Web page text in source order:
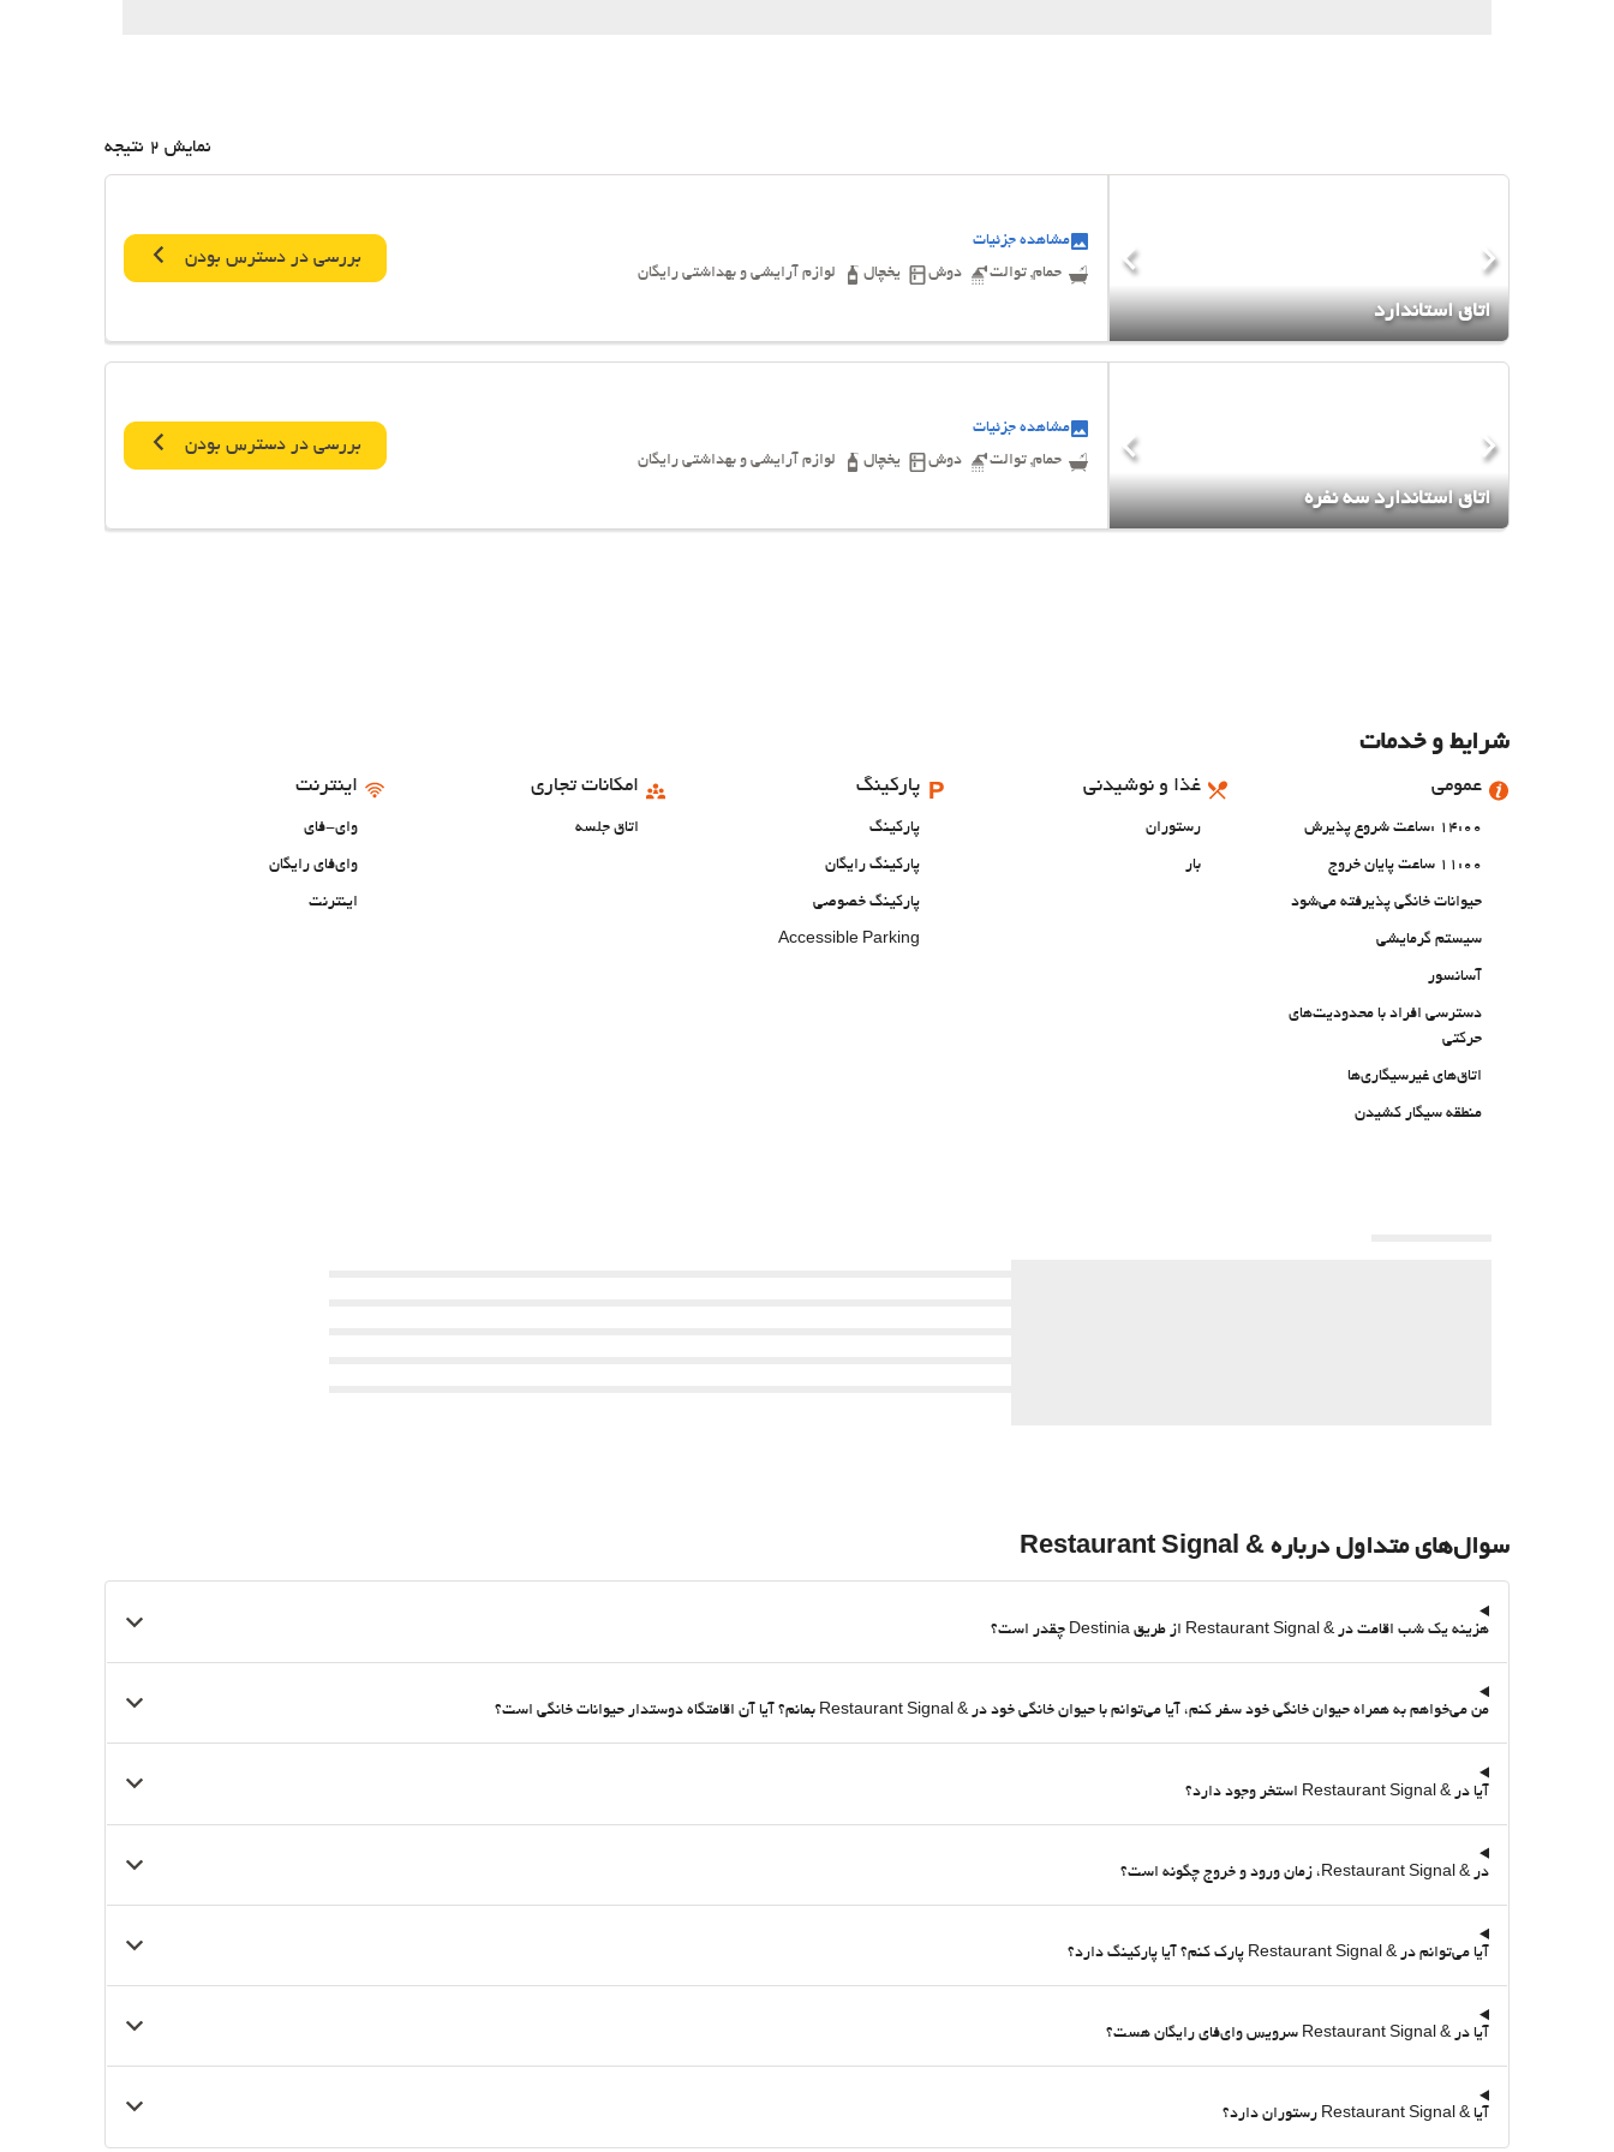
نمایش 2 نتیجه
اتاق استاندارد
مشاهده جزئیات
حمام, توالت
دوش یخچال لوازم آرایشی و بهداشتی رایگان
بررسی در دسترس بودن
اتاق استاندارد سه نفره
مشاهده جزئیات
حمام, توالت
دوش یخچال لوازم آرایشی و بهداشتی رایگان
بررسی در دسترس بودن
شرایط و خدمات
عمومی
14:00 :ساعت شروع پذیرش
11:00 ساعت پایان خروج
حیوانات خانگی پذیرفته می‌شود
سیستم گرمایشی
آسانسور
دسترسی افراد با محدودیت‌های
حرکتی
اتاق‌های غیرسیگاری‌ها
منطقه سیگار کشیدن
غذا و نوشیدنی
رستوران
بار
پارکینگ
پارکینگ
پارکینگ رایگان
پارکینگ خصوصی
Accessible Parking
امکانات تجاری
اتاق جلسه
اینترنت
وای-فای
وای‌فای رایگان
اینترنت
سوال‌های متداول درباره & Restaurant Signal
هزینه یک شب اقامت در & Restaurant Signal از طریق Destinia چقدر است؟
من می‌خواهم به همراه حیوان خانگی خود سفر کنم، آیا می‌توانم با حیوان خانگی خود در & Restaurant Signal بمانم؟ آیا آن اقامتگاه دوستدار حیوانات خانگی است؟
آیا در & Restaurant Signal استخر وجود دارد؟
در & Restaurant Signal، زمان ورود و خروج چگونه است؟
آیا می‌توانم در & Restaurant Signal پارک کنم؟ آیا پارکینگ دارد؟
آیا در & Restaurant Signal سرویس وای‌فای رایگان هست؟
آیا & Restaurant Signal رستوران دارد؟